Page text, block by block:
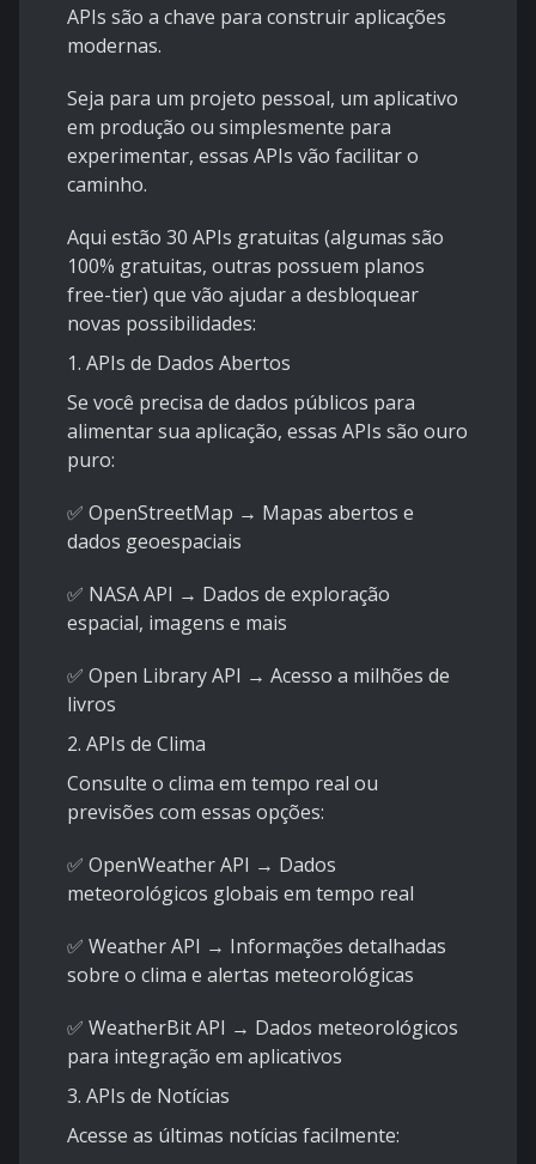
APIs são a chave para construir aplicações
modernas.
Seja para um projeto pessoal, um aplicativo
em produção ou simplesmente para
experimentar, essas APIs vão facilitar o
caminho.
Aqui estão 30 APIs gratuitas (algumas são
100% gratuitas, outras possuem planos
free-tier) que vão ajudar a desbloquear
novas possibilidades:
1. APIs de Dados Abertos
Se você precisa de dados públicos para
alimentar sua aplicação, essas APIs são ouro
puro:
✅ OpenStreetMap → Mapas abertos e
dados geoespaciais
✅ NASA API → Dados de exploração
espacial, imagens e mais
✅ Open Library API → Acesso a milhões de
livros
2. APIs de Clima
Consulte o clima em tempo real ou
previsões com essas opções:
✅ OpenWeather API → Dados
meteorológicos globais em tempo real
✅ Weather API → Informações detalhadas
sobre o clima e alertas meteorológicas
✅ WeatherBit API → Dados meteorológicos
para integração em aplicativos
3. APIs de Notícias
Acesse as últimas notícias facilmente: